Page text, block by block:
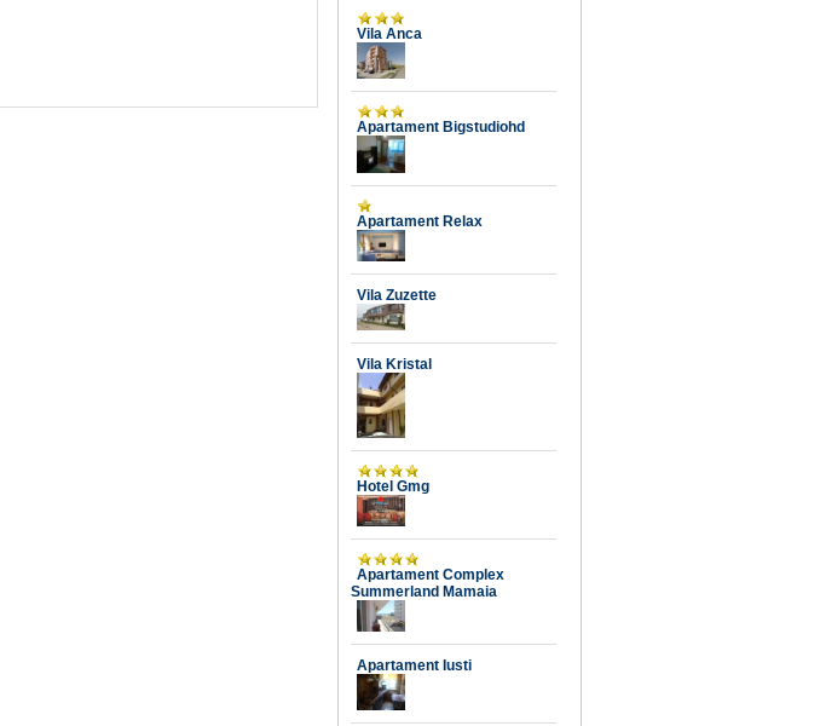
Vila Anca
Apartament Bigstudiohd
Apartament Relax
Vila Zuzette
Vila Kristal
Hotel Gmg
Apartament Complex
Summerland Mamaia
Apartament Iusti